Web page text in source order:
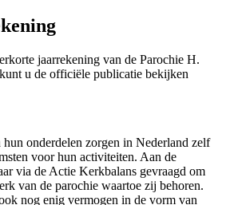
jaarrekening van de Parochie H.
u de officiële publicatie bekijken
onderdelen zorgen in Nederland zelf
voor hun activiteiten. Aan de
via de Actie Kerkbalans gevraagd om
van de parochie waartoe zij behoren.
nog enig vermogen in de vorm van